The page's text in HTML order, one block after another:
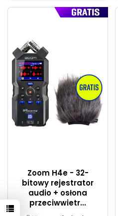
Zoom H4e - 32-
bitowy rejestrator
audio + osłona
przeciwwietr...